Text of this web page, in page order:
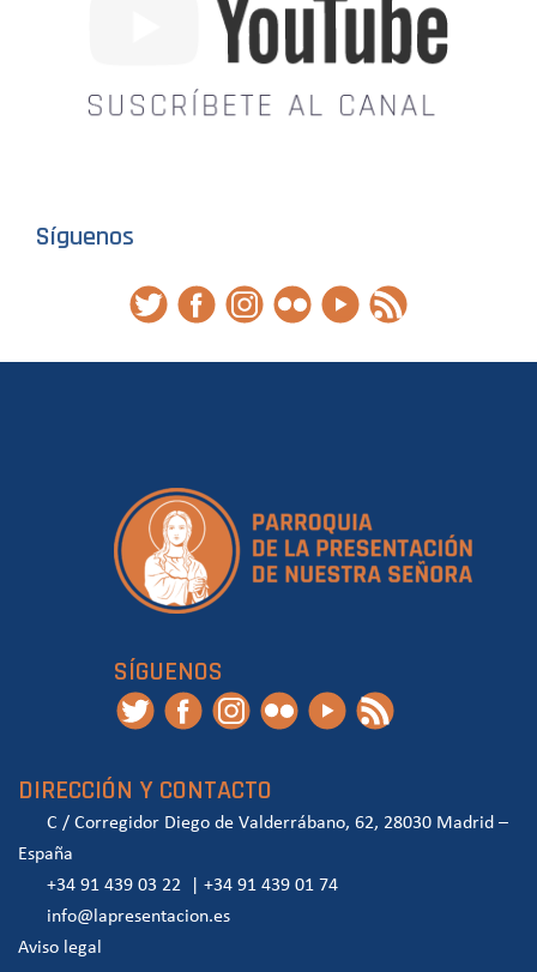
Síguenos
SÍGUENOS
DIRECCIÓN Y CONTACTO
C / Corregidor Diego de Valderrábano, 62, 28030 Madrid –
España
+34 91 439 03 22
+34 91 439 01 74
info@lapresentacion.es
Aviso legal